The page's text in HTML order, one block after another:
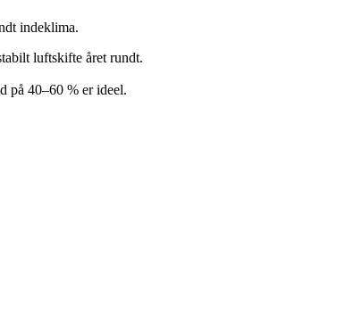
indeklima.
luftskifte året rundt.
på 40–60 % er ideel.